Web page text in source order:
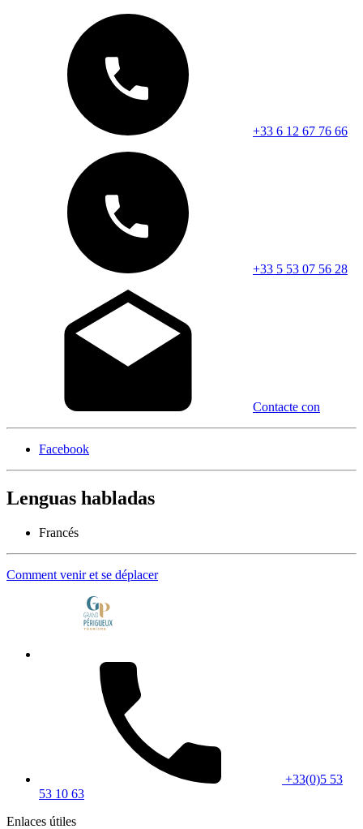
+33 6 12 67 76 66
+33 5 53 07 56 28
Contacte con
Facebook
Lenguas habladas
Francés
Comment venir et se déplacer
+33(0)5 53
53 10 63
Enlaces útiles